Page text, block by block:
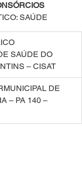
SAÚDE
SAÚDE DO
– CISAT
DE
– PA 140 –